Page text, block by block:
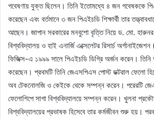
গবেষণায় যুক্ত ছিলেন। তিনি ইতোমধ্যে ৪ জন গবেষককে
করেছেন এবং বর্তমানে ৩ জন পিএইচডি শিক্ষার্থী তার
আছেন। জাপান সরকারের মনবুশো বৃত্তি নিয়ে ড. মো. হারুনর
বিশ্ববিদ্যালয় ও হাই এনার্জি এক্সেলেটর রিসার্চ
ফিজিক্স-এ ১৯৯৯ সালে পিএইচডি ডিগ্রি অর্জন করেন। তিনি
করেছেন। প্রথমটি তিনি জেএসপিএস পোস্ট ডক্টরাল ফেলো
অব টেকনোলজি ও কেইকে থেকে সম্পন্ন করেন। পরেরটি
ফেলোশিপে সাগা বিশ্ববিদ্যালয়ে সম্পন্ন করেন। খুলনা
বিশ্ববিদ্যালয়ের প্রভাষক হিসেবে তার কর্মজীবন শুরু হয়।